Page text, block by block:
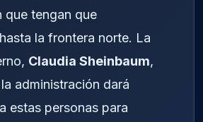
que tengan que
la frontera norte. La
Claudia Sheinbaum,
administración dará
estas personas para